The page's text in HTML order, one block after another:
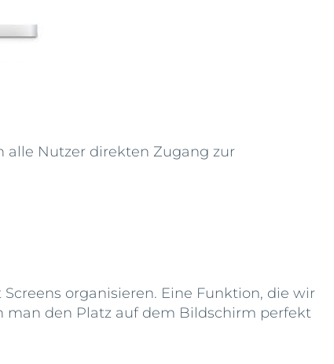
alle Nutzer direkten Zugang zur
organisieren. Eine Funktion, die wir
man den Platz auf dem Bildschirm perfekt